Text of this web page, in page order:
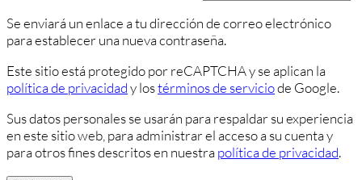
Se enviará un enlace a tu dirección de correo electrónico
para establecer una nueva contraseña.
Este sitio está protegido por reCAPTCHA y se aplican la
política de privacidady lostérminos de serviciode Google.
Sus datos personales se usarán para respaldar su experiencia
en este sitio web, para administrar el acceso a su cuenta y
para otros fines descritos en nuestrapolítica de privacidad.